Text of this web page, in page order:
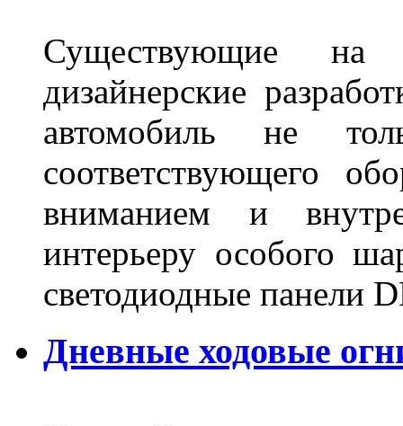
Существующие
дизайнерские
автомобиль не
соответствующего
вниманием и
интерьеру особого
светодиодные панели
Дневные ходовые